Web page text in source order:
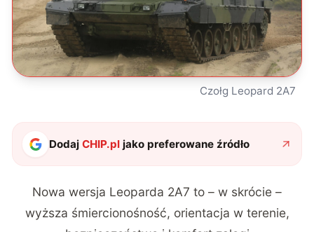
Czołg Leopard 2A7
DodajCHIP.pl jako preferowane źródło
Nowa wersja Leoparda 2A7 to – w skrócie –
wyższa śmiercionośność, orientacja w terenie,